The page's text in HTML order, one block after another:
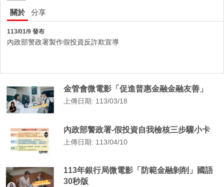
關於 分享
113/01/9 發布
內政部警政署製作假投資反詐欺宣導
金管會微電影「促進普惠金融金融友善」
上傳日期: 113/03/18
內政部警政署-假投資自我檢核三步驟小卡
上傳日期: 113/04/10
113年銀行局微電影「防範金融剝削」國語
30秒版